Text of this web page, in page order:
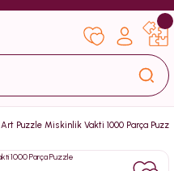
Art Puzzle Miskinlik Vakti 1000 Parça